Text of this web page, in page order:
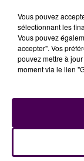
À LA UNE
Vous pouvez
sélectionnant les
Vous pouvez
accepter". Vos
pouvez mettre à
moment via le lien